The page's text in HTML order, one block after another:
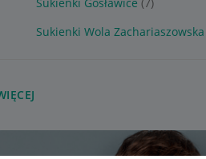
Sukienki Wola Zachariaszowska